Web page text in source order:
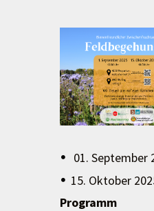
01. September
15. Oktober
Programm